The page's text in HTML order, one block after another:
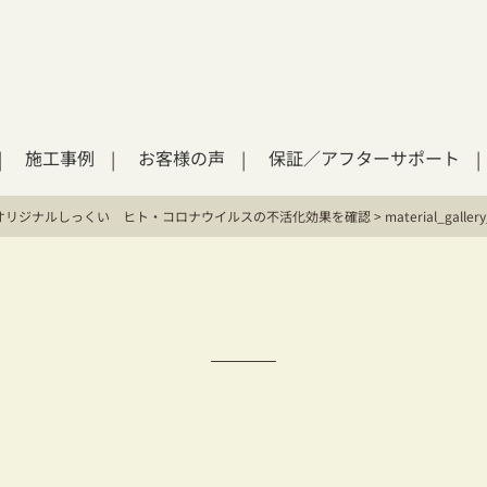
施工事例 お客様の声 保証／アフターサポート
リジナルしっくい ヒト・コロナウイルスの不活化効果を確認>